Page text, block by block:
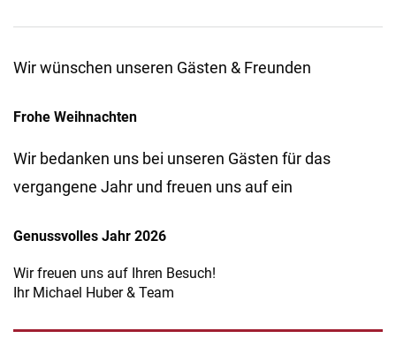
Wir wünschen unseren Gästen & Freunden
Frohe Weihnachten
Wir bedanken uns bei unseren Gästen für das
vergangene Jahr und freuen uns auf ein
Genussvolles Jahr 2026
Wir freuen uns auf Ihren Besuch!
Ihr Michael Huber & Team